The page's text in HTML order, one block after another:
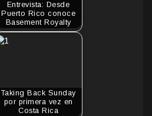
Entrevista: Desde
Puerto Rico conoce
Basement Royalty
Taking Back Sunday
por primera vez en
Costa Rica